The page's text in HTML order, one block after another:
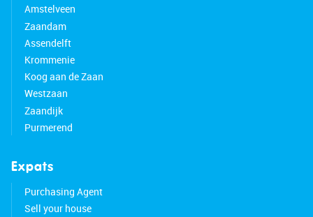
Amstelveen
Zaandam
Assendelft
Krommenie
Koog aan de Zaan
Westzaan
Zaandijk
Purmerend
Expats
Purchasing Agent
Sell your house